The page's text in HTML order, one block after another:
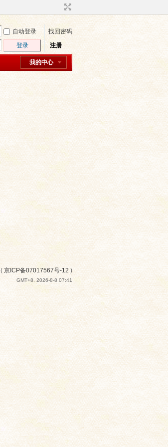
自动登录
找回密码
登录 注册
我的中心
(京ICP备07017567号-12 )
GMT+8, 2026-8-8 07:41